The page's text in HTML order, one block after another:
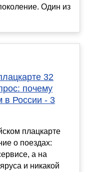
Один из
32
почему
в России - 3
плацкарте
о поездах:
а на
и никакой